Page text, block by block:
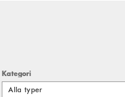
Kategori
Alla typer